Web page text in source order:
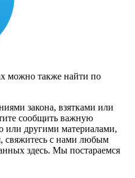
можно также найти по
закона, взятками или
сообщить важную
или другими материалами,
свяжитесь с нами любым
здесь. Мы постараемся